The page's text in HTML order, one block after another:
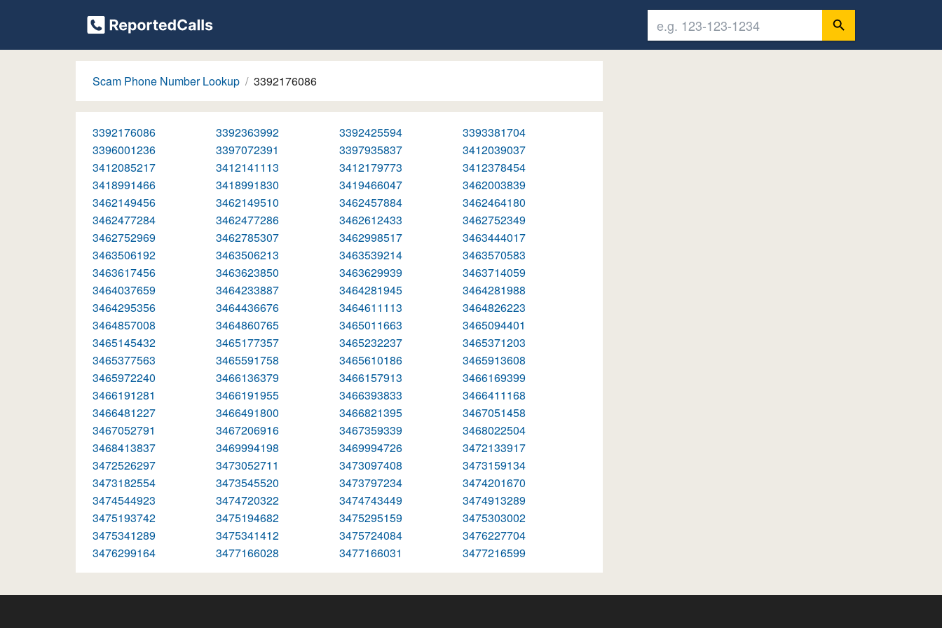
Scam Phone Number Lookup 3392176086
3392176086 3392363992 3392425594
3393381704
3396001236
3397072391 3397935837
3412039037
3412085217
3412141113 3412179773
3412378454
3418991466
3418991830 3419466047
3462003839
3462149456
3462149510 3462457884
3462464180
3462477284
3462477286 3462612433
3462752349
3462752969
3462785307 3462998517
3463444017
3463506192
3463506213 3463539214
3463570583
3463617456
3463623850 3463629939
3463714059
3464037659
3464233887 3464281945
3464281988
3464295356
3464436676 3464611113
3464826223
3464857008
3464860765 3465011663
3465094401
3465145432
3465177357 3465232237
3465371203
3465377563
3465591758 3465610186
3465913608
3465972240
3466136379 3466157913
3466169399
3466191281
3466191955 3466393833
3466411168
3466481227
3466491800 3466821395
3467051458
3467052791
3467206916 3467359339
3468022504
3468413837
3469994198 3469994726
3472133917
3472526297
3473052711 3473097408
3473159134
3473182554
3473545520 3473797234
3474201670
3474544923
3474720322 3474743449
3474913289
3475193742
3475194682 3475295159
3475303002
3475341289
3475341412 3475724084
3476227704
3476299164
3477166028 3477166031 3477216599